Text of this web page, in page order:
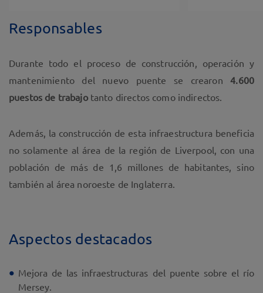
Responsables
Durante todo el proceso de construcción, operación y
mantenimiento del nuevo puente se crearon4.600
puestos de trabajotanto directos como indirectos.
Además, la construcción de esta infraestructura beneficia
no solamente al área de la región de Liverpool, con una
población de más de 1,6 millones de habitantes, sino
también al área noroeste de Inglaterra.
Aspectos destacados
Mejora de las infraestructuras del puente sobre el río
Mersey.